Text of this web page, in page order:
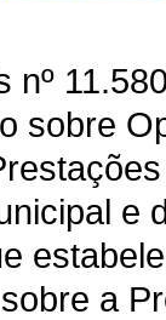
nº
sobre
e
a